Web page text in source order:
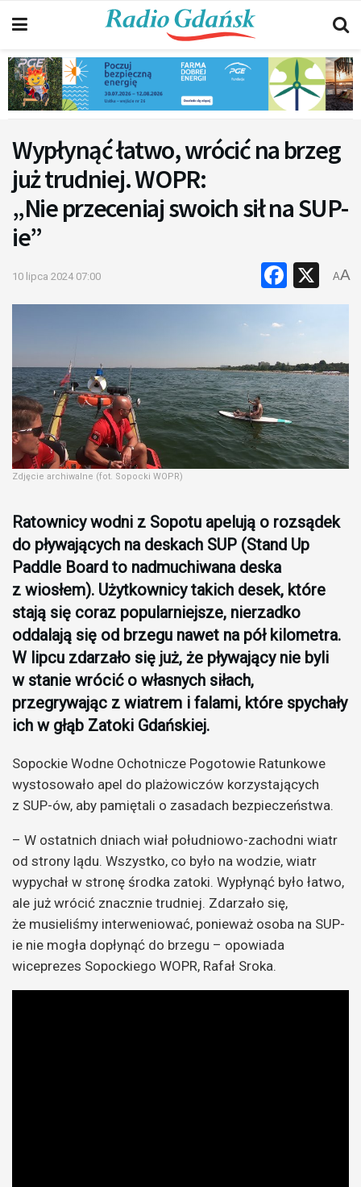
Wypłynąć łatwo, wrócić na brzeg
już trudniej. WOPR:
„Nie przeceniaj swoich sił na SUP-
ie”
10 lipca 2024 07:00 X
AA
Zdjęcie archiwalne (fot. Sopocki WOPR)
Ratownicy wodni z Sopotu apelują o rozsądek
do pływających na deskach SUP (Stand Up
Paddle Board to nadmuchiwana deska
z wiosłem). Użytkownicy takich desek, które
stają się coraz popularniejsze, nierzadko
oddalają się od brzegu nawet na pół kilometra.
W lipcu zdarzało się już, że pływający nie byli
w stanie wrócić o własnych siłach,
przegrywając z wiatrem i falami, które spychały
ich w głąb Zatoki Gdańskiej.
Sopockie Wodne Ochotnicze Pogotowie Ratunkowe
wystosowało apel do plażowiczów korzystających
z SUP-ów, aby pamiętali o zasadach bezpieczeństwa.
– W ostatnich dniach wiał południowo-zachodni wiatr
od strony lądu. Wszystko, co było na wodzie, wiatr
wypychał w stronę środka zatoki. Wypłynąć było łatwo,
ale już wrócić znacznie trudniej. Zdarzało się,
że musieliśmy interweniować, ponieważ osoba na SUP-
ie nie mogła dopłynąć do brzegu – opowiada
wiceprezes Sopockiego WOPR, Rafał Sroka.